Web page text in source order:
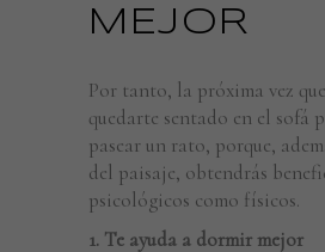
MEJOR
Por tanto, la próxima vez
quedarte sentado en el sofá
pasear un rato, porque,
del paisaje, obtendrás
psicológicos como físicos.
1. Te ayuda a dormir mejor